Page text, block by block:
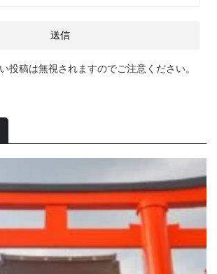
投稿は無視されますのでご注意ください。